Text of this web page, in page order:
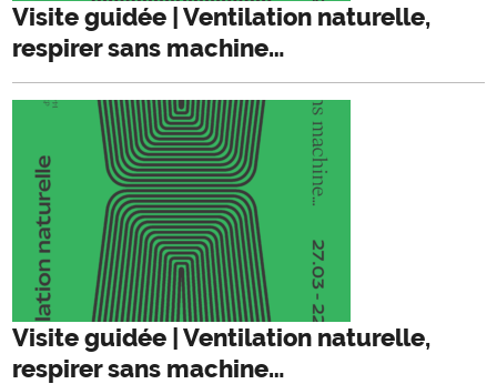
Visite guidée | Ventilation naturelle,
respirer sans machine…
Visite guidée | Ventilation naturelle,
respirer sans machine…